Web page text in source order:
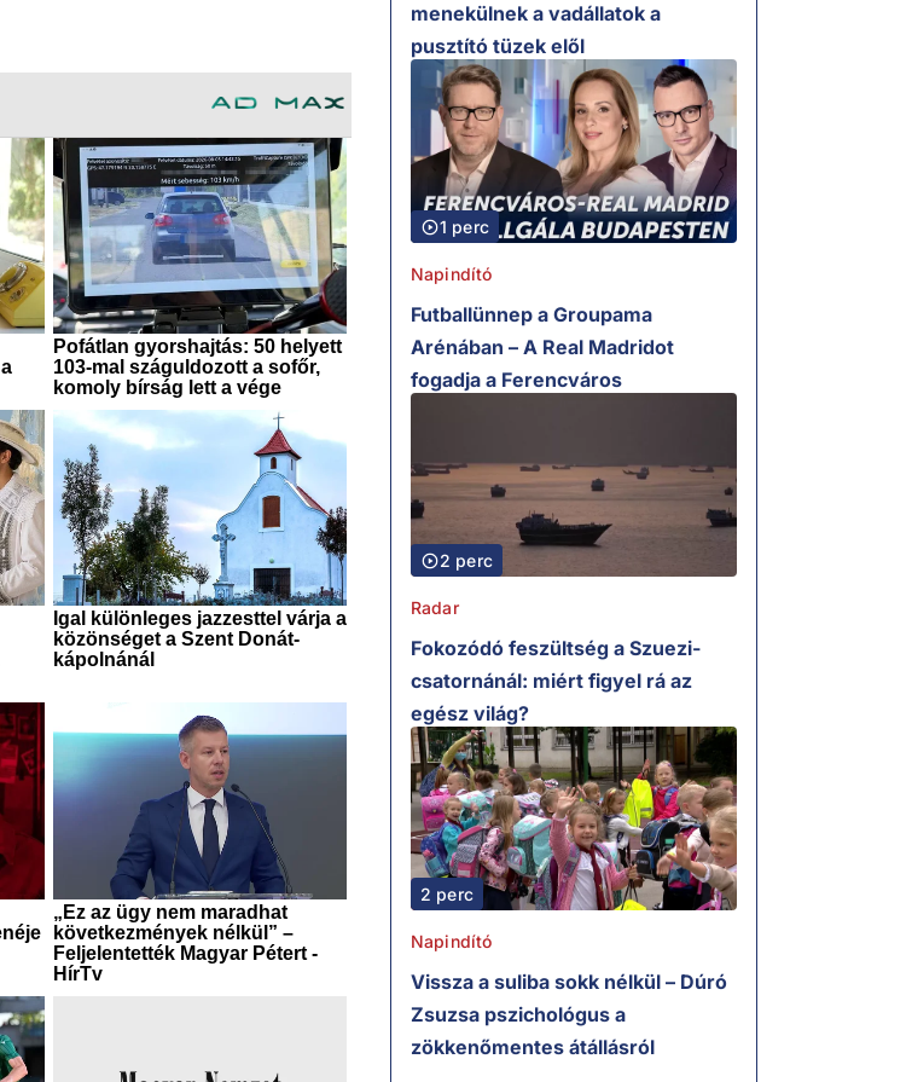
menekülnek a vadállatok a
pusztító tüzek elől
1 perc
Napindító
Futballünnep a Groupama
Arénában – A Real Madridot
fogadja a Ferencváros
2 perc
Radar
Fokozódó feszültség a Szuezi-
csatornánál: miért figyel rá az
egész világ?
2 perc
Napindító
Vissza a suliba sokk nélkül – Dúró
Zsuzsa pszichológus a
zökkenőmentes átállásról